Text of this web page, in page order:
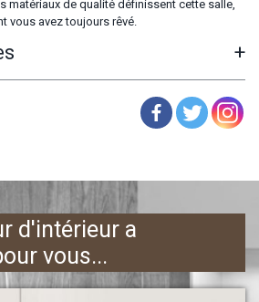
matériaux de qualité définissent cette salle,
vous avez toujours rêvé.
+
d'intérieur a
vous...